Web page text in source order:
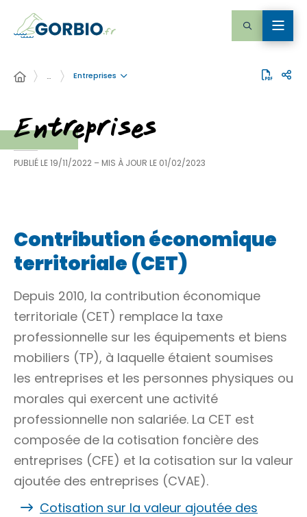
… Entreprises
Entreprises
PUBLIÉ LE19/11/2022 – MIS À JOUR LE 01/02/2023
Contribution économique
territoriale (CET)
Depuis 2010, la contribution économique
territoriale (CET) remplace la taxe
professionnelle sur les équipements et biens
mobiliers (TP), à laquelle étaient soumises
les entreprises et les personnes physiques ou
morales qui exercent une activité
professionnelle non salariée. La CET est
composée de la cotisation foncière des
entreprises (CFE) et la cotisation sur la valeur
ajoutée des entreprises (CVAE).
Cotisation sur la valeur ajoutée des